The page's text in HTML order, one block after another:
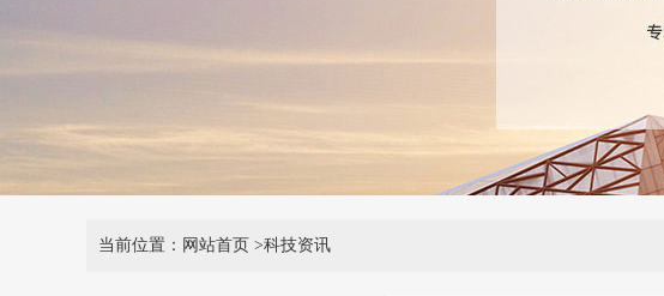
当前位置：网站首页 >科技资讯